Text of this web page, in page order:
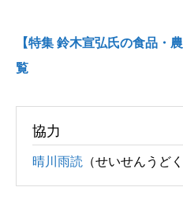
【特集 鈴木宣弘氏の食品・
覧
協力
晴川雨読 （せいせんうどく